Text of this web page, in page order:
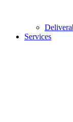
Services